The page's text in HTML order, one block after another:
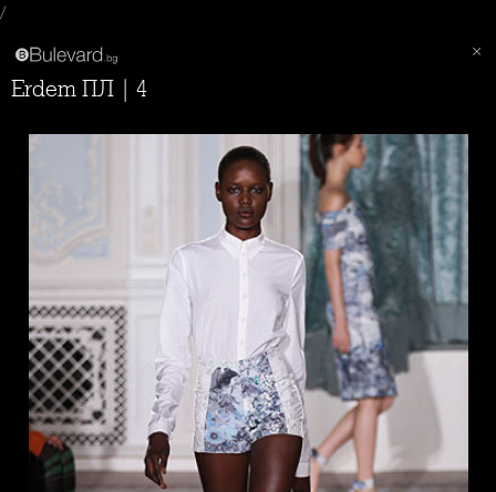
/
Erdem ПЛ | 4